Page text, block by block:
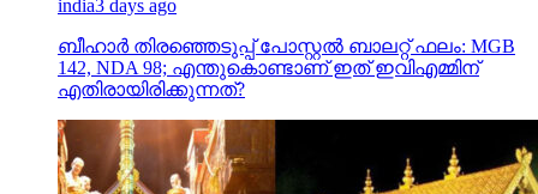
india3 days ago
ബീഹാർ തിരഞ്ഞെടുപ്പ് പോസ്റ്റൽ ബാലറ്റ് ഫലം: MGB
142, NDA 98; എന്തുകൊണ്ടാണ് ഇത് ഇവിഎമ്മിന്
എതിരായിരിക്കുന്നത്?